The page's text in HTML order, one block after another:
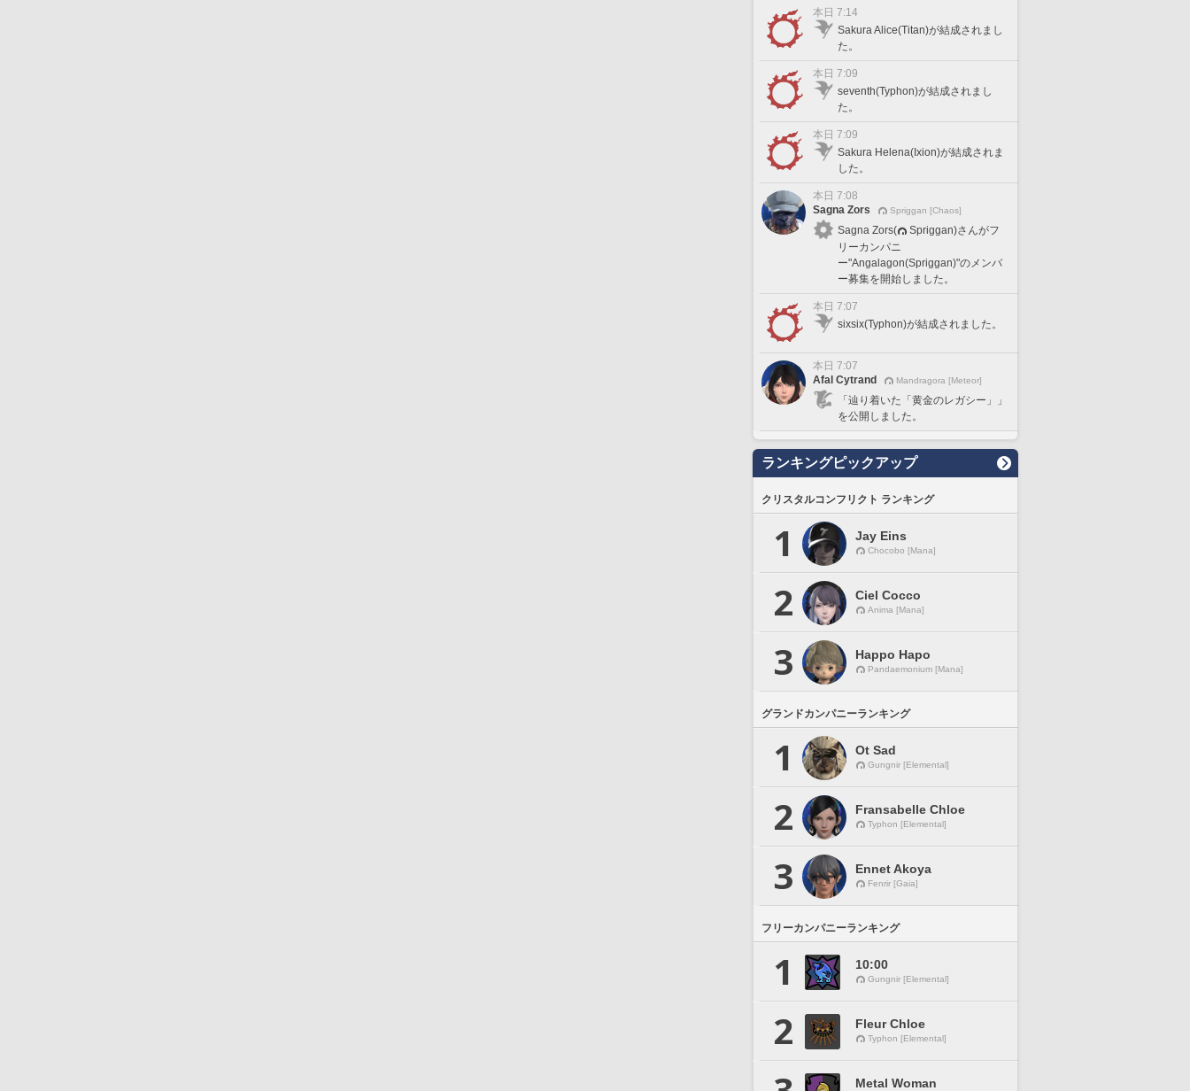
本日 7:14
Sakura Alice(Titan)が結成されまし
た。
本日 7:09
seventh(Typhon)が結成されまし
た。
本日 7:09
Sakura Helena(Ixion)が結成されま
した。
本日 7:08
Sagna Zors
Spriggan [Chaos]
Sagna Zors(
Spriggan)さんがフ
リーカンパニ
ー"Angalagon(Spriggan)"のメンバ
ー募集を開始しました。
本日 7:07
sixsix(Typhon)が結成されました。
本日 7:07
Afal Cytrand
Mandragora [Meteor]
「辿り着いた「黄金のレガシー」」
を公開しました。
ランキングピックアップ
クリスタルコンフリクト ランキング
1 Jay Eins
Chocobo [Mana]
2 Ciel Cocco
Anima [Mana]
3 Happo Hapo
Pandaemonium [Mana]
グランドカンパニーランキング
1 Ot Sad
Gungnir [Elemental]
2 Fransabelle Chloe
Typhon [Elemental]
3 Ennet Akoya
Fenrir [Gaia]
フリーカンパニーランキング
1 10:00
Gungnir [Elemental]
2 Fleur Chloe
Typhon [Elemental]
Metal Woman